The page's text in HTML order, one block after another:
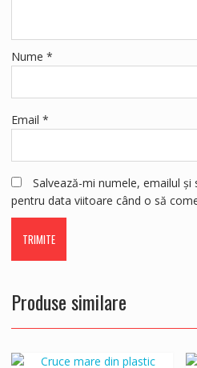
Nume *
Email *
Salvează-mi numele, emailul
pentru data viitoare când o să
Produse similare